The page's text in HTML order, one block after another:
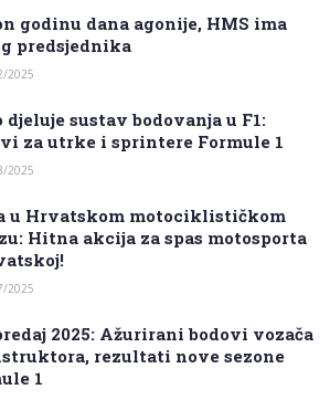
godinu dana agonije, HMS ima
predsjednika
2025
djeluje sustav bodovanja u F1:
za utrke i sprintere Formule 1
2025
u Hrvatskom motociklističkom
Hitna akcija za spas motosporta
2025
2025: Ažurirani bodovi vozača
rezultati nove sezone
1